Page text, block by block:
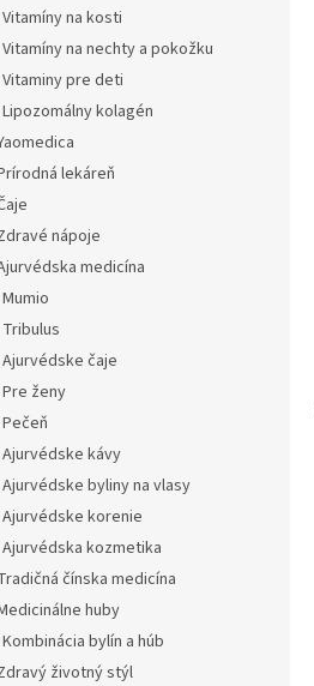
Vitamíny na kosti
Vitamíny na nechty a pokožku
Vitaminy pre deti
Lipozomálny kolagén
lekáreň
nápoje
medicína
Mumio
Tribulus
Ajurvédske čaje
Pre ženy
Pečeň
Ajurvédske kávy
Ajurvédske byliny na vlasy
Ajurvédske korenie
Ajurvédska kozmetika
čínska medicína
huby
Kombinácia bylín a húb
životný stýl